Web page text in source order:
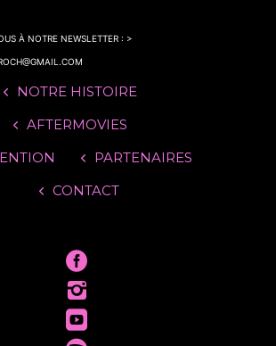
À NOTRE NEWSLETTER : >
NOTRE HISTOIRE
AFTERMOVIES
PARTENAIRES
CONTACT